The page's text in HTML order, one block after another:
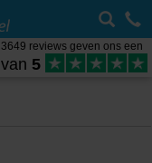
3649 reviews geven ons een
van 5